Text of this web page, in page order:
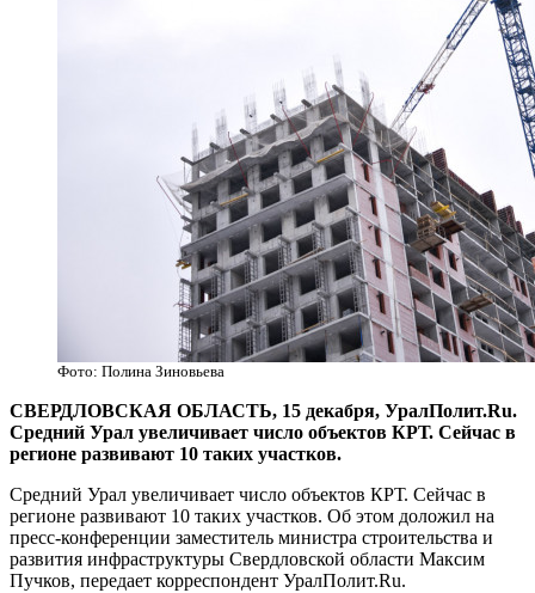
Фото: Полина Зиновьева
СВЕРДЛОВСКАЯ ОБЛАСТЬ, 15 декабря, УралПолит.Ru.
Средний Урал увеличивает число объектов КРТ. Сейчас в
регионе развивают 10 таких участков.
Средний Урал увеличивает число объектов КРТ. Сейчас в
регионе развивают 10 таких участков. Об этом доложил на
пресс-конференции заместитель министра строительства и
развития инфраструктуры Свердловской области Максим
Пучков, передает корреспондент УралПолит.Ru.